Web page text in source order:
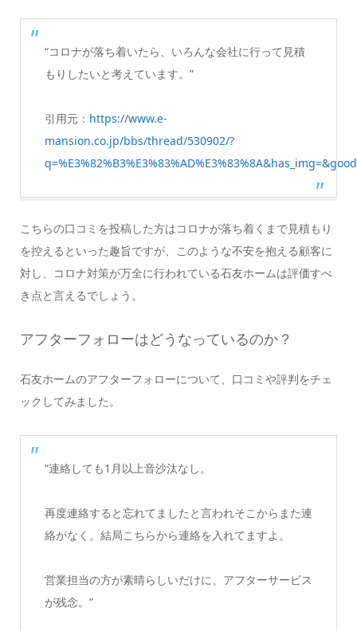
“コロナが落ち着いたら、いろんな会社に行って見積
もりしたいと考えています。”
引用元： https://www.e-
mansion.co.jp/bbs/thread/530902/?
こちらの口コミを投稿した方はコロナが落ち着くまで見積もり
を控えるといった趣旨ですが、このような不安を抱える顧客に
対し、コロナ対策が万全に行われている石友ホームは評価すべ
き点と言えるでしょう。
アフターフォローはどうなっているのか？
石友ホームのアフターフォローについて、口コミや評判をチェ
ックしてみました。
“連絡しても1月以上音沙汰なし。
再度連絡すると忘れてましたと言われそこからまた連
絡がなく。結局こちらから連絡を入れてますよ。
営業担当の方が素晴らしいだけに、アフターサービス
が残念。”